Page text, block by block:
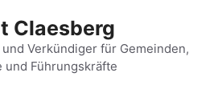
Claesberg
Verkündiger für Gemeinden,
und Führungskräfte